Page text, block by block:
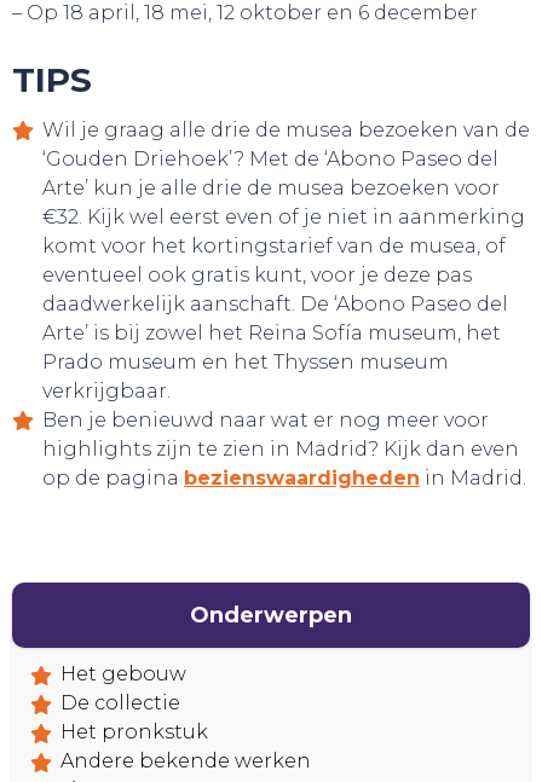
BELEEF!
– Op 18 april, 18 mei, 12 oktober en 6 december
TIPS
Wil je graag alle drie de musea bezoeken van de
‘Gouden Driehoek’? Met de ‘Abono Paseo del
Arte’ kun je alle drie de musea bezoeken voor
€32. Kijk wel eerst even of je niet in aanmerking
komt voor het kortingstarief van de musea, of
eventueel ook gratis kunt, voor je deze pas
daadwerkelijk aanschaft. De ‘Abono Paseo del
Arte’ is bij zowel het Reina Sofía museum, het
Prado museum en het Thyssen museum
verkrijgbaar.
Ben je benieuwd naar wat er nog meer voor
highlights zijn te zien in Madrid? Kijk dan even
op de pagina bezienswaardigheden in Madrid.
Onderwerpen
Het gebouw
De collectie
Het pronkstuk
Andere bekende werken